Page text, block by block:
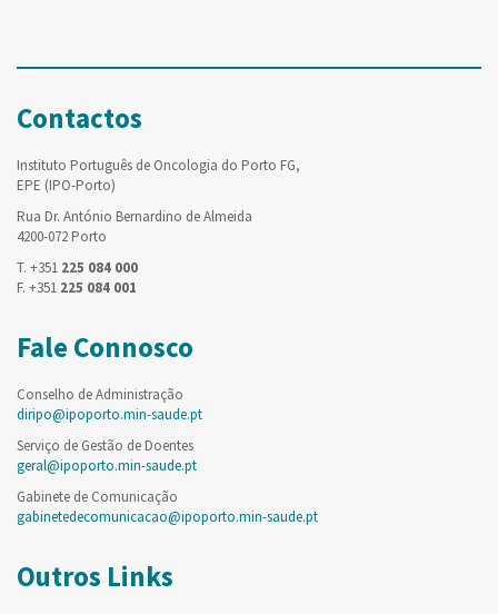
Contactos
Instituto Português de Oncologia do Porto FG,
EPE (IPO-Porto)
Rua Dr. António Bernardino de Almeida
4200-072 Porto
T. +351 225 084 000
F. +351 225 084 001
Fale Connosco
Conselho de Administração
diripo@ipoporto.min-saude.pt
Serviço de Gestão de Doentes
geral@ipoporto.min-saude.pt
Gabinete de Comunicação
gabinetedecomunicacao@ipoporto.min-saude.pt
Outros Links